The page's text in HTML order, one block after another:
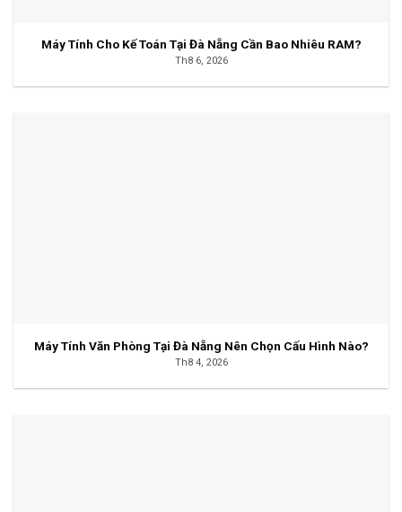
Máy Tính Cho Kế Toán Tại Đà Nẵng Cần Bao Nhiêu RAM?
Th8 6, 2026
Máy Tính Văn Phòng Tại Đà Nẵng Nên Chọn Cấu Hình Nào?
Th8 4, 2026